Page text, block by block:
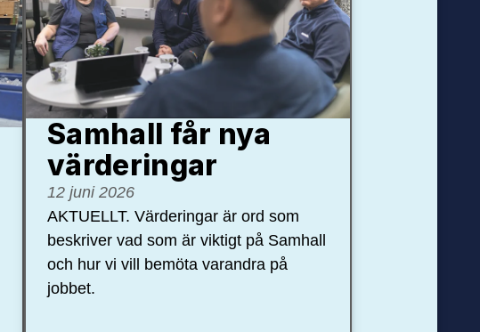
Samhall får nya
värdering­ar
12 juni 2026
AKTUELLT. Värderingar är ord som
beskriver vad som är viktigt på Samhall
och hur vi vill bemöta varandra på
jobbet.